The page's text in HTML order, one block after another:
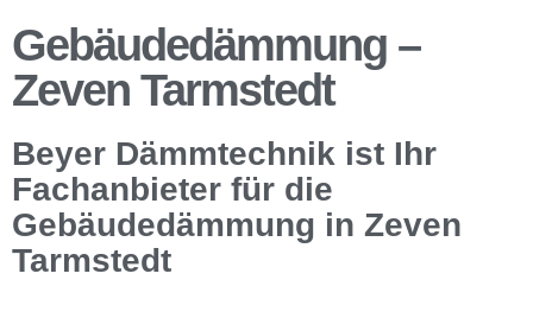
Gebäudedämmung –
Zeven Tarmstedt
Beyer Dämmtechnik ist Ihr
Fachanbieter für die
Gebäudedämmung in Zeven
Tarmstedt